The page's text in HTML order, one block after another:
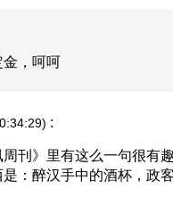
，呵呵
:
刊》里有这么一句很有
：醉汉手中的酒杯，政